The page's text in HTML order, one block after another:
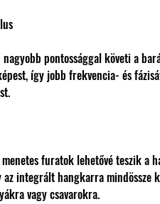
pontossággal követi a
így jobb frekvencia- és
furatok lehetővé teszik a
integrált hangkarra mindössze
vagy csavarokra.